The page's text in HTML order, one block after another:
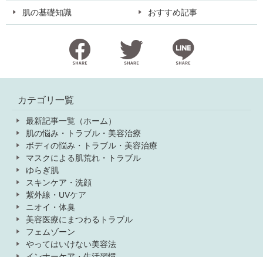
肌の基礎知識 おすすめ記事
Facebook Twitter
カテゴリ一覧
最新記事一覧（ホーム）
肌の悩み・トラブル・美容治療
ボディの悩み・トラブル・美容治療
マスクによる肌荒れ・トラブル
ゆらぎ肌
スキンケア・洗顔
紫外線・UVケア
ニオイ・体臭
美容医療にまつわるトラブル
フェムゾーン
やってはいけない美容法